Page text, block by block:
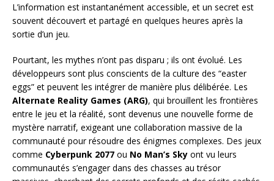
L’information est instantanément accessible, et un secret est
souvent découvert et partagé en quelques heures après la
sortie d’un jeu.
Pourtant, les mythes n’ont pas disparu ; ils ont évolué. Les
développeurs sont plus conscients de la culture des “easter
eggs” et peuvent les intégrer de manière plus délibérée. Les
Alternate Reality Games (ARG), qui brouillent les frontières
entre le jeu et la réalité, sont devenus une nouvelle forme de
mystère narratif, exigeant une collaboration massive de la
communauté pour résoudre des énigmes complexes. Des jeux
comme Cyberpunk 2077 ou No Man’s Sky ont vu leurs
communautés s’engager dans des chasses au trésor